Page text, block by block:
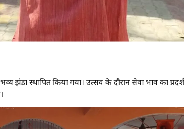
झंडा स्थापित किया गया। उत्सव के दौरान सेवा भाव का